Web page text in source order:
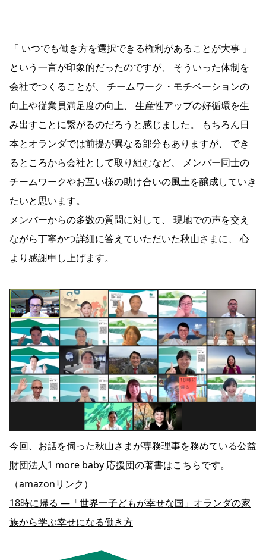
「 いつでも働き方を選択できる権利があることが大事 」
という一言が印象的だったのですが、 そういった体制を
会社でつくることが、 チームワーク・モチベーションの
向上や従業員満足度の向上、 生産性アップの好循環を生
み出すことに繋がるのだろうと感じました。 もちろん日
本とオランダでは前提が異なる部分もありますが、 でき
るところから会社として取り組むなど、 メンバー同士の
チームワークやお互い様の助け合いの風土を醸成していき
たいと思います。
メンバーからの多数の質問に対して、 現地での声を交え
ながら丁寧かつ詳細に答えていただいた秋山さまに、 心
より感謝申し上げます。
今回、お話を伺った秋山さまが専務理事を務めている公益
財団法人1 more baby 応援団の著書はこちらです。
（amazonリンク）
18時に帰る ―「世界一子どもが幸せな国」オランダの家
族から学ぶ幸せになる働き方